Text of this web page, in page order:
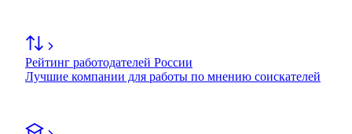
Рейтинг работодателей России
Лучшие компании для работы по мнению соискателей